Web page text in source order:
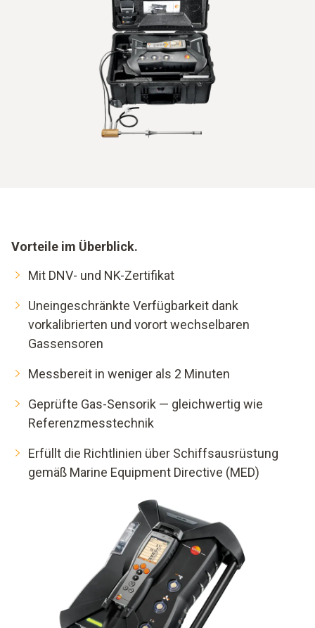
Vorteile im Überblick.
Mit DNV- und NK-Zertifikat
Uneingeschränkte Verfügbarkeit dank
vorkalibrierten und vorort wechselbaren
Gassensoren
Messbereit in weniger als 2 Minuten
Geprüfte Gas-Sensorik — gleichwertig wie
Referenzmesstechnik
Erfüllt die Richtlinien über Schiffsausrüstung
gemäß Marine Equipment Directive (MED)